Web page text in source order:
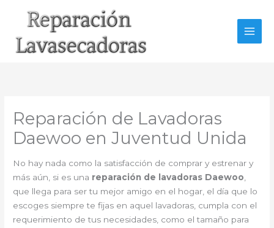
Reparación de Lavadoras
Daewoo en Juventud Unida
No hay nada como la satisfacción de comprar y estrenar y
más aún, si es una reparación de lavadoras Daewoo,
que llega para ser tu mejor amigo en el hogar, el día que lo
escoges siempre te fijas en aquel lavadoras, cumpla con el
requerimiento de tus necesidades, como el tamaño para